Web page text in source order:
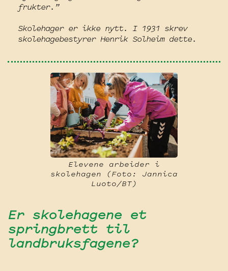
frukter.”
Skolehager er ikke nytt. I 1931 skrev
skolehagebestyrer Henrik Solheim dette.
Elevene arbeider i
skolehagen (Foto: Jannica
Luoto/BT)
Er skolehagene et
springbrett til
landbruksfagene?